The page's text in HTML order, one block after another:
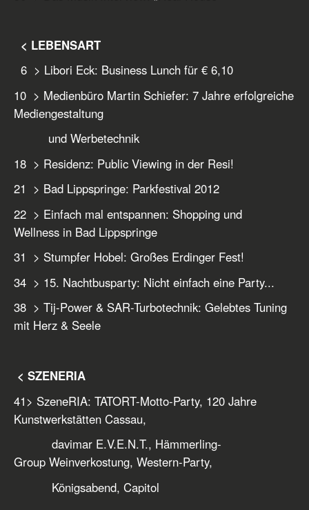
< LEBENSART
6 > Libori Eck: Business Lunch für € 6,10
10 > Medienbüro Martin Schiefer: 7 Jahre erfolgreiche
Mediengestaltung
und Werbetechnik
18 > Residenz: Public Viewing in der Resi!
21 > Bad Lippspringe: Parkfestival 2012
22 > Einfach mal entspannen: Shopping und
Wellness in Bad Lippspringe
31 > Stumpfer Hobel: Großes Erdinger Fest!
34 > 15. Nachtbusparty: Nicht einfach eine Party...
38 > Tij-Power & SAR-Turbotechnik: Gelebtes Tuning
mit Herz & Seele
< SZENERIA
41 > SzeneRIA: TATORT-Motto-Party, 120 Jahre
Kunstwerkstätten Cassau,
davimar E.V.E.N.T., Hämmerling-
Group Weinverkostung, Western-Party,
Königsabend, Capitol